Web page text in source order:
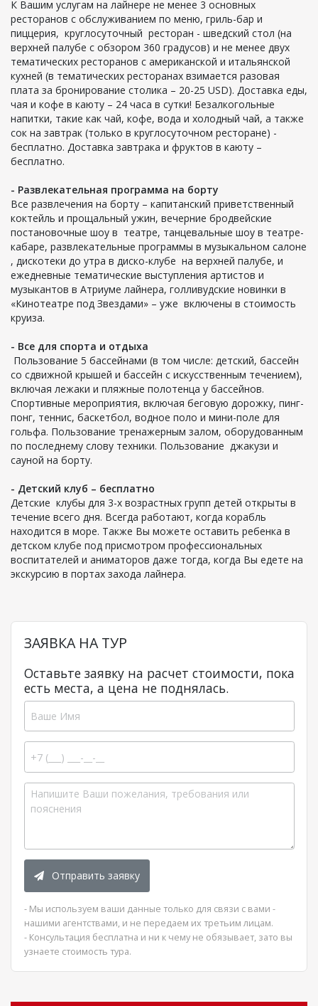
К Вашим услугам на лайнере не менее 3 основных
ресторанов с обслуживанием по меню, гриль-бар и
пиццерия, круглосуточный ресторан - шведский стол (на
верхней палубе с обзором 360 градусов) и не менее двух
тематических ресторанов с американской и итальянской
кухней (в тематических ресторанах взимается разовая
плата за бронирование столика – 20-25 USD). Доставка еды,
чая и кофе в каюту – 24 часа в сутки! Безалкогольные
напитки, такие как чай, кофе, вода и холодный чай, а также
сок на завтрак (только в круглосуточном ресторане) -
бесплатно. Доставка завтрака и фруктов в каюту –
бесплатно.
- Развлекательная программа на борту
Все развлечения на борту – капитанский приветственный
коктейль и прощальный ужин, вечерние бродвейские
постановочные шоу в театре, танцевальные шоу в театре-
кабаре, развлекательные программы в музыкальном салоне
, дискотеки до утра в диско-клубе на верхней палубе, и
ежедневные тематические выступления артистов и
музыкантов в Атриуме лайнера, голливудские новинки в
«Кинотеатре под Звездами» – уже включены в стоимость
круиза.
- Все для спорта и отдыха
Пользование 5 бассейнами (в том числе: детский, бассейн
со сдвижной крышей и бассейн с искусственным течением),
включая лежаки и пляжные полотенца у бассейнов.
Спортивные мероприятия, включая беговую дорожку, пинг-
понг, теннис, баскетбол, водное поло и мини-поле для
гольфа. Пользование тренажерным залом, оборудованным
по последнему слову техники. Пользование джакузи и
сауной на борту.
- Детский клуб – бесплатно
Детские клубы для 3-х возрастных групп детей открыты в
течение всего дня. Всегда работают, когда корабль
находится в море. Также Вы можете оставить ребенка в
детском клубе под присмотром профессиональных
воспитателей и аниматоров даже тогда, когда Вы едете на
экскурсию в портах захода лайнера.
ЗАЯВКА НА ТУР
Оставьте заявку на расчет стоимости, пока
есть места, а цена не поднялась.
Отправить заявку
- Мы используем ваши данные только для связи с вами -
нашими агентствами, и не передаем их третьим лицам.
- Консультация бесплатна и ни к чему не обязывает, зато вы
узнаете стоимость тура.